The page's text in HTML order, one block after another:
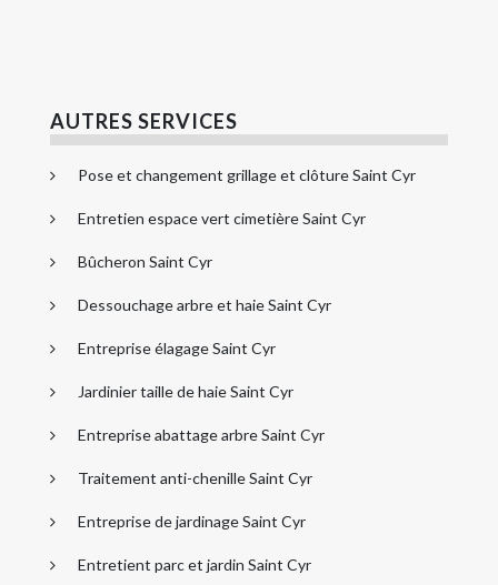
AUTRES SERVICES
Pose et changement grillage et clôture Saint Cyr
Entretien espace vert cimetière Saint Cyr
Bûcheron Saint Cyr
Dessouchage arbre et haie Saint Cyr
Entreprise élagage Saint Cyr
Jardinier taille de haie Saint Cyr
Entreprise abattage arbre Saint Cyr
Traitement anti-chenille Saint Cyr
Entreprise de jardinage Saint Cyr
Entretient parc et jardin Saint Cyr